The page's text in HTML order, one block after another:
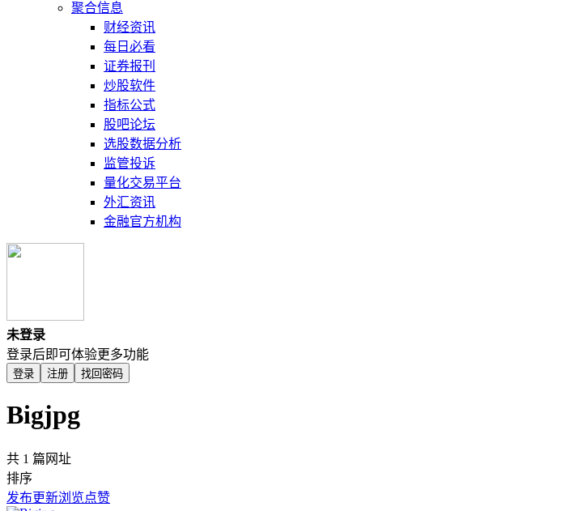
聚合信息
财经资讯
每日必看
证券报刊
炒股软件
指标公式
股吧论坛
选股数据分析
监管投诉
量化交易平台
外汇资讯
金融官方机构
未登录
登录后即可体验更多功能
登录 注册 找回密码
Bigjpg
共 1 篇网址
排序
发布更新浏览点赞